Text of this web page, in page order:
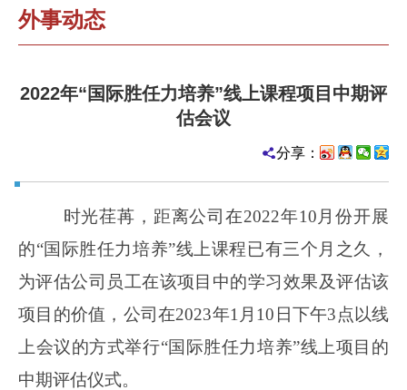
外事动态
2022年“国际胜任力培养”线上课程项目中期评
估会议
分享：
时光荏苒，距离公司在2022年10 月份开展
的“国际胜任力培养”线上课程已有三个月之久，
为评估公司员工在该项目中的学习效果及评估该
项目的价值，公司在2023年1 月 10 日下午3点以线
上会议的方式举行“国际胜任力培养”线上项目的
中期评估仪式。